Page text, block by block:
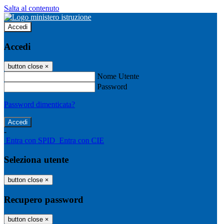
Salta al contenuto
Accedi
Accedi
button close ×
Nome Utente
Password
Password dimenticata?
-
Entra con SPID Entra con CIE
Seleziona utente
button close ×
Recupero password
button close ×